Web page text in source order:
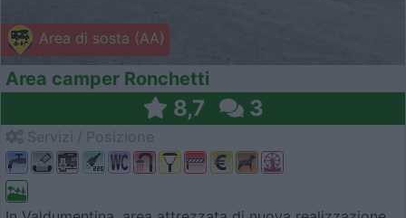
Area di sosta (AA)
Area camper Ronchetti
8,7 3